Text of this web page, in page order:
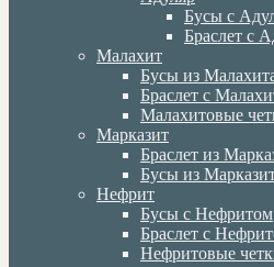
Бусы с
Браслет с
Малахит
Бусы из
Браслет с
Малахитовые
Марказит
Браслет из
Бусы из
Нефрит
Бусы с Нефритом
Браслет с
Нефритовые